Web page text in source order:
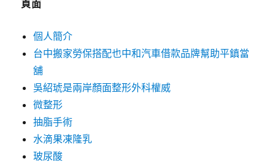
頁面
個人簡介
台中搬家勞保搭配也中和汽車借款品牌幫助平鎮當
舖
吳紹琥是兩岸顏面整形外科權威
微整形
抽脂手術
水滴果凍隆乳
玻尿酸